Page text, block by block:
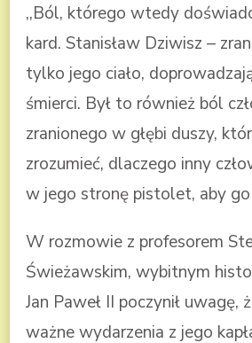
,,Ból, którego wtedy
kard. Stanisław Dziwisz –
tylko jego ciało,
śmierci. Był to również ból
zranionego w głębi duszy,
zrozumieć, dlaczego inny
w jego stronę pistolet, aby go
W rozmowie z profesorem
Świeżawskim, wybitnym
Jan Paweł II poczynił uwagę,
ważne wydarzenia z jego